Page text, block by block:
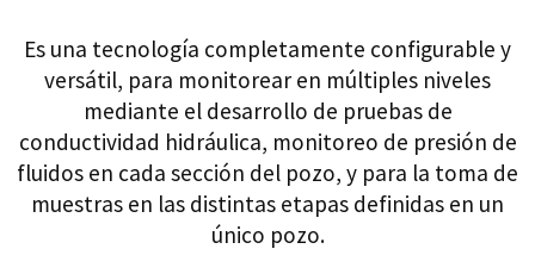
Es una tecnología completamente configurable y
versátil, para monitorear en múltiples niveles
mediante el desarrollo de pruebas de
conductividad hidráulica, monitoreo de presión de
fluidos en cada sección del pozo, y para la toma de
muestras en las distintas etapas definidas en un
único pozo.